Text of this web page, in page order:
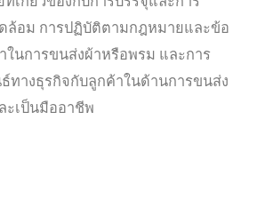
ล้อม การปฏิบัติตามกฎหมายและข้อ
ในการขนส่งผ้าหรือพรม และการ
ทางธุรกิจกับลูกค้าในด้านการขนส่ง
ะเป็นมืออาชีพ